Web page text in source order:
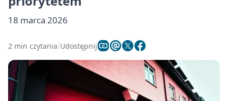
18 marca 2026
2 min czytania Udostępnij